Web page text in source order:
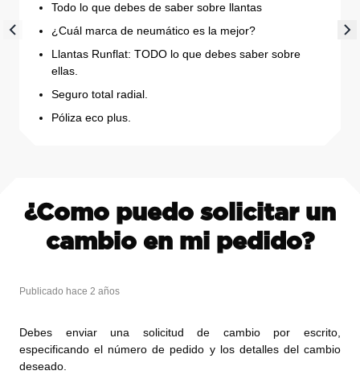
Todo lo que debes de saber sobre llantas
¿Cuál marca de neumático es la mejor?
Llantas Runflat: TODO lo que debes saber sobre
ellas.
Seguro total radial.
Póliza eco plus.
¿Como puedo solicitar un
cambio en mi pedido?
Publicado hace 2 años
Debes enviar una solicitud de cambio por escrito,
especificando el número de pedido y los detalles del cambio
deseado.